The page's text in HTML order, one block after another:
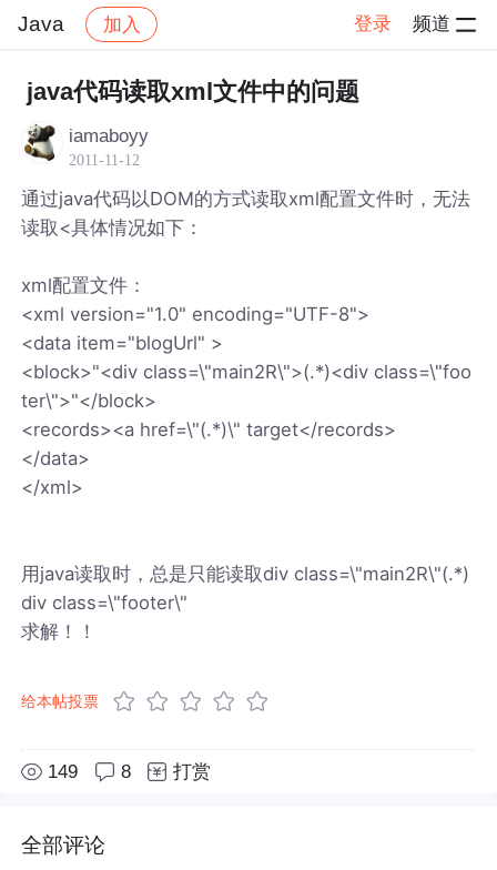
Java 加入 登录 频道
社区 Java 帖子详情
java代码读取xml文件中的问题
iamaboyy
2011-11-12
通过java代码以DOM的方式读取xml配置文件时，无法
读取<具体情况如下：
xml配置文件：
<xml version="1.0" encoding="UTF-8">
<data item="blogUrl" >
<block>"<div class=\"main2R\">(.*)<div class=\"foo
ter\">"</block>
<records><a href=\"(.*)\" target</records>
</data>
</xml>
用java读取时，总是只能读取div class=\"main2R\"(.*)
div class=\"footer\"
求解！！
给本帖投票
149 8 打赏
全部评论